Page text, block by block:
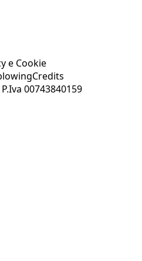
e Cookie
Credits
00743840159